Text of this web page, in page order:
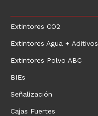
Extintores CO2
Extintores Agua + Aditivos
Extintores Polvo ABC
BIEs
Señalización
Cajas Fuertes